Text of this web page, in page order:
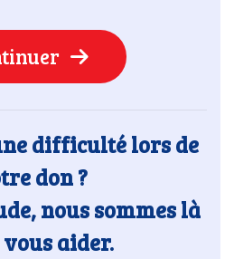
difficulté lors de
don ?
nous sommes là
aider.